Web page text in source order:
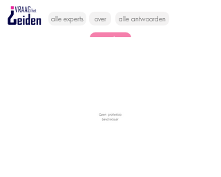
alle experts over alle antwoorden
vragen lessen